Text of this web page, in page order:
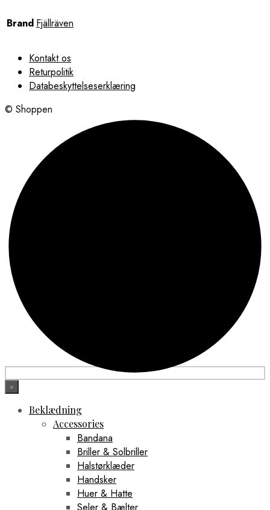
Brand Fjällräven
Kontakt os
Returpolitik
Databeskyttelseserklæring
© Shoppen
×
Beklædning
Accessories
Bandana
Briller & Solbriller
Halstørklæder
Handsker
Huer & Hatte